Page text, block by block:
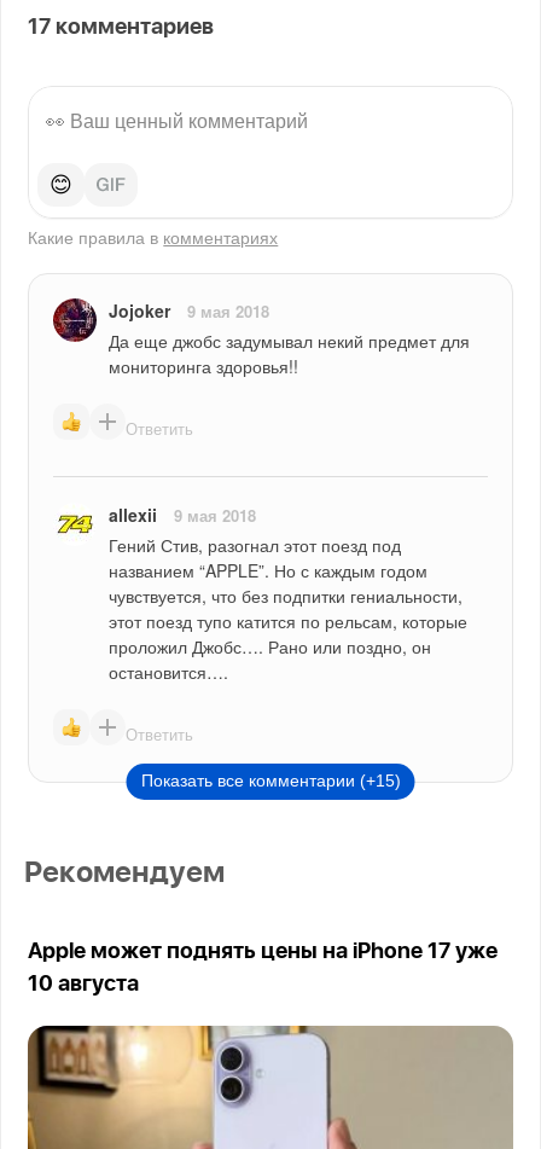
17 комментариев
😊
Какие правила в комментариях
Jojoker 9 мая 2018
Да еще джобс задумывал некий предмет для
мониторинга здоровья!!
Ответить
allexii 9 мая 2018
Гений Стив, разогнал этот поезд под
названием “APPLE”. Но с каждым годом
чувствуется, что без подпитки гениальности,
этот поезд тупо катится по рельсам, которые
проложил Джобс…. Рано или поздно, он
остановится….
Ответить
Показать все комментарии (+15)
Рекомендуем
Apple может поднять цены на iPhone 17 уже
10 августа